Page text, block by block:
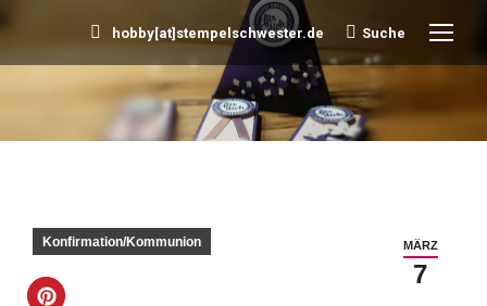
hobby[at]stempelschwester.de Search:
Suche
Sie befinden sich hier:
MÄRZ
7
Konfirmation/Kommunion